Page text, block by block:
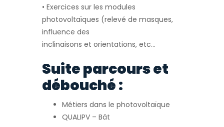
• Exercices sur les modules
photovoltaïques (relevé de masques,
influence des
inclinaisons et orientations, etc…
Suite parcours et
débouché :
Métiers dans le photovoltaïque
QUALIPV – Bât